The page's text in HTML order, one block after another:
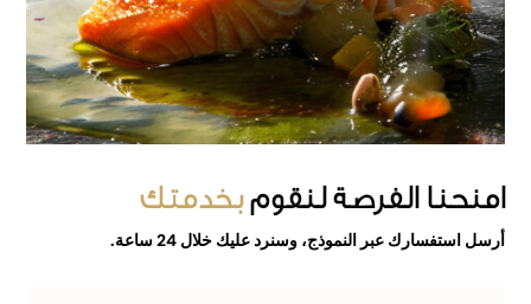
امنحنا الفرصةلنقومبخدمتك
أرسل استفسارك عبر النموذج، وسنرد عليك خلال 24 ساعة.